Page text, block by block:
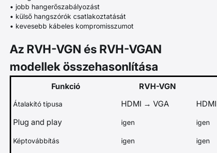
• jobb hangerőszabályozást
• külső hangszórók csatlakoztatását
• kevesebb kábeles kompromisszumot
Az RVH-VGN és RVH-VGAN
modellek összehasonlítása
Funkció RVH-VGN
Átalakító típusa HDMI → VGA
Plug and play
igen igen
Képtovábbítás igen igen